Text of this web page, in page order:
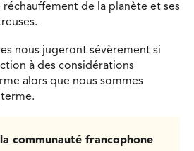
de la planète et ses
nous jugeront sévèrement si
à des considérations
alors que nous sommes
communauté francophone